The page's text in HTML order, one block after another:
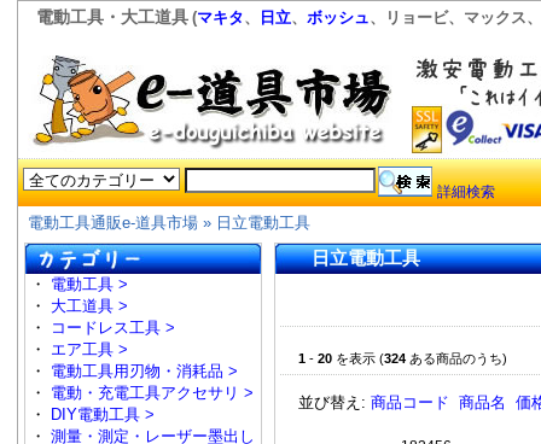
電動工具・大工道具 (マキタ、 日立、 ボッシュ、リョービ、マックス
詳細検索
電動工具通販e-道具市場 » 日立電動工具
・ 電動工具 >
・ 大工道具 >
・
コードレス工具 >
・ エア工具 >
・ 電動工具用刃物・消耗品 >
・ 電動・充電工具アクセサリ >
・
DIY電動工具 >
・ 測量・測定・レーザー墨出し
日立電動工具
1 - 20 を表示 (324 ある商品のうち)
並び替え: 商品コード 商品名 価